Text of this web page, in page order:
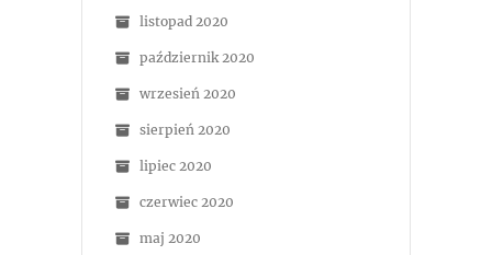
listopad 2020
październik 2020
wrzesień 2020
sierpień 2020
lipiec 2020
czerwiec 2020
maj 2020